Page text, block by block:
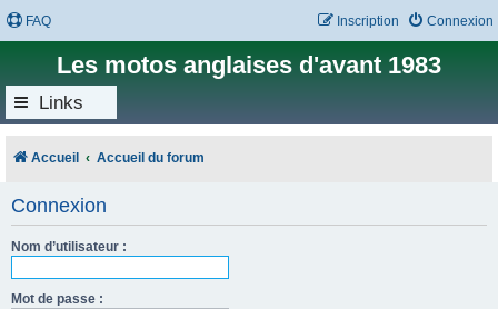
FAQ Connexion
Inscription
Les motos anglaises d'avant 1983
Links
Accueil Accueil du forum
Connexion
Nom d’utilisateur :
Mot de passe :